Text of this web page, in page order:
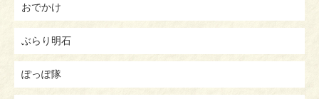
おでかけ
ぶらり明石
ぽっぽ隊